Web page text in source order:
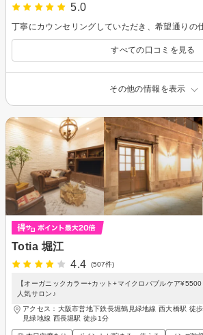
5.0
すべての口コミを見る
その他の情報を表示
Totia 堀江
4.4
(507件)
【オーガニックカラー+カット+マイクロバブルケア
人気サロン♪
アクセス：大阪市営地下鉄長堀鶴見緑地線 西大橋駅 徒
見緑地線 西長堀駅 徒歩1分